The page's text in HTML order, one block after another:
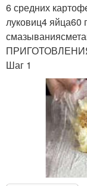
6 средних
луковиц4 яйца60
Шаг 1